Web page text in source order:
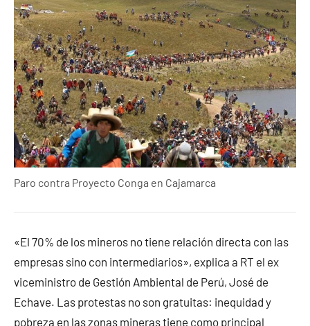
Paro contra Proyecto Conga en Cajamarca
«El 70% de los mineros no tiene relación directa con las
empresas sino con intermediarios», explica a RT el ex
viceministro de Gestión Ambiental de Perú, José de
Echave. Las protestas no son gratuitas: inequidad y
pobreza en las zonas mineras tiene como principal